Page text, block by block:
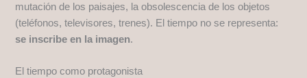
mutación de los paisajes, la obsolescencia de los objetos
(teléfonos, televisores, trenes). El tiempo no se representa:
se inscribe en la imagen.
El tiempo como protagonista